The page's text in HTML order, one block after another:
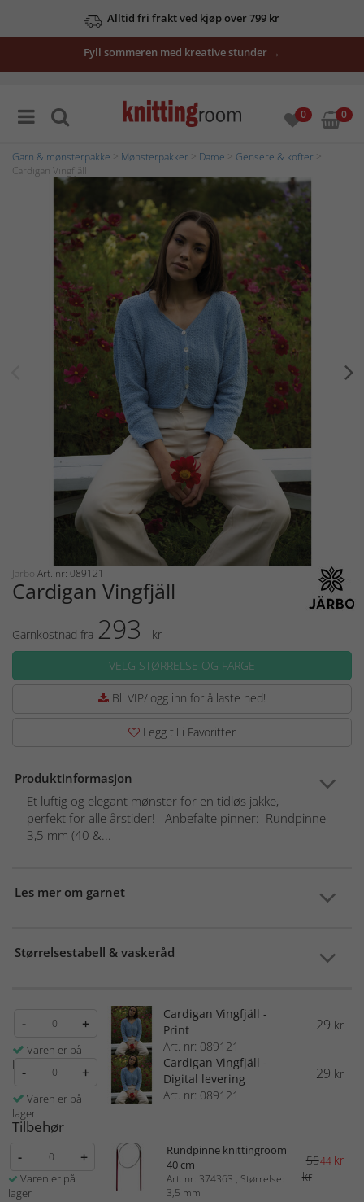
Alltid fri frakt ved kjøp over 799 kr
Fyll sommeren med kreative stunder →
0 0
Garn & mønsterpakke Mønsterpakker Dame Gensere & kofter
Cardigan Vingfjäll
Järbo Art. nr: 089121
Cardigan Vingfjäll
Garnkostnad fra 293
kr
VELG STØRRELSE OG FARGE
Bli VIP/logg inn for å laste ned!
Legg til i Favoritter
Produktinformasjon
Et luftig og elegant mønster for en tidløs jakke,
perfekt for alle årstider! Anbefalte pinner: Rundpinne
3,5 mm (40 &...
Les mer om garnet
Størrelsestabell & vaskeråd
- +
Varen er på
lager
Cardigan Vingfjäll -
Print
Art. nr: 089121
29 kr
- +
Varen er på
lager
Cardigan Vingfjäll -
Digital levering
Art. nr: 089121
29 kr
Tilbehør
- +
Varen er på
lager
Rundpinne knittingroom
40 cm
Art. nr: 374363 , Størrelse:
3,5 mm
44 kr
55
kr